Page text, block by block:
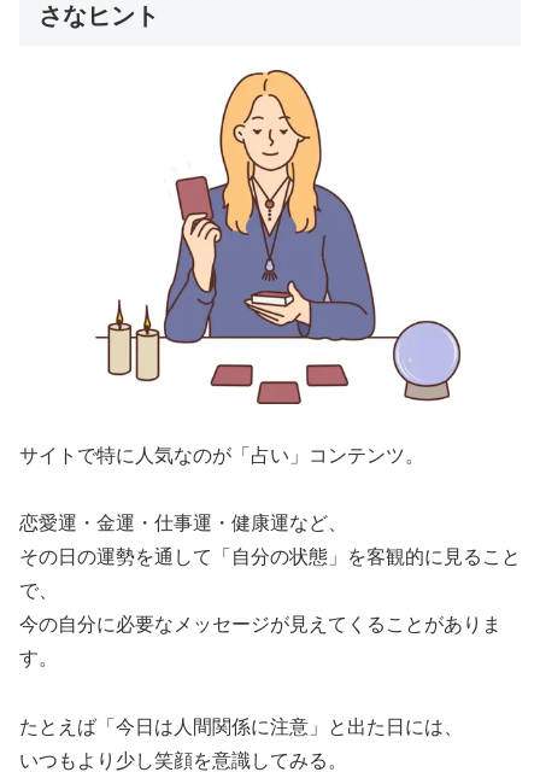
さなヒント
サイトで特に人気なのが「占い」コンテンツ。
恋愛運・金運・仕事運・健康運など、
その日の運勢を通して「自分の状態」を客観的に見ること
で、
今の自分に必要なメッセージが見えてくることがありま
す。
たとえば「今日は人間関係に注意」と出た日には、
いつもより少し笑顔を意識してみる。